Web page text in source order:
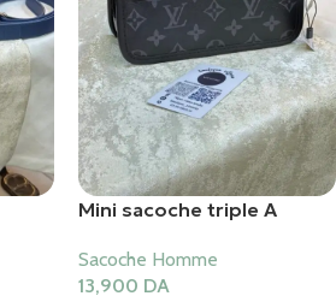
Mini sacoche triple A
Sacoche Homme
13,900 DA